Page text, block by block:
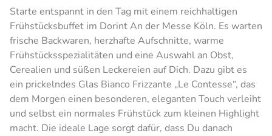
Starte entspannt in den Tag mit einem reichhaltigen
Frühstücksbuffet im Dorint An der Messe Köln. Es warten
frische Backwaren, herzhafte Aufschnitte, warme
Frühstücksspezialitäten und eine Auswahl an Obst,
Cerealien und süßen Leckereien auf Dich. Dazu gibt es
ein prickelndes Glas Bianco Frizzante „Le Contesse“, das
dem Morgen einen besonderen, eleganten Touch verleiht
und selbst ein normales Frühstück zum kleinen Highlight
macht. Die ideale Lage sorgt dafür, dass Du danach